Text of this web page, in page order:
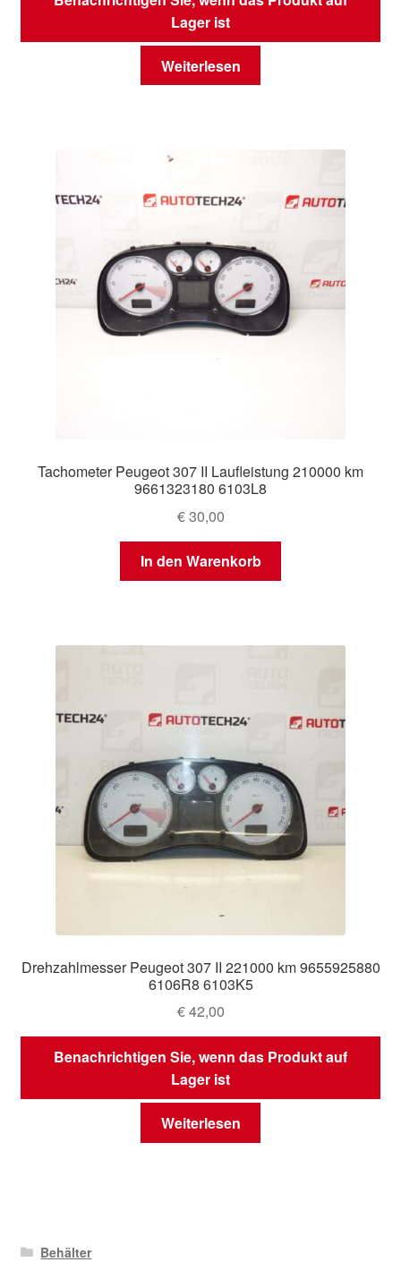
Lager ist
Weiterlesen
Tachometer Peugeot 307 II Laufleistung 210000 km
9661323180 6103L8
€30,00
In den Warenkorb
Drehzahlmesser Peugeot 307 II 221000 km 9655925880
6106R8 6103K5
€42,00
Benachrichtigen Sie, wenn das Produkt auf
Lager ist
Weiterlesen
Behälter